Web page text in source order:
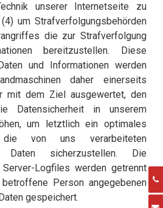
unserer Internetseite zu
um Strafverfolgungsbehörden
die zur Strafverfolgung
bereitzustellen. Diese
und Informationen werden
daher einerseits
mit dem Ziel ausgewertet, den
Datensicherheit in unserem
um letztlich ein optimales
die von uns verarbeiteten
Daten sicherzustellen. Die
Logfiles werden getrennt
Person angegebenen
gespeichert.